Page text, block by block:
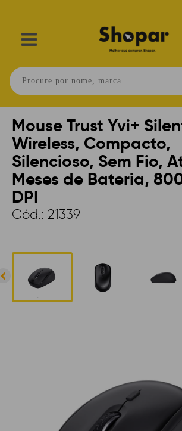
Mouse Trust Yvi+
Wireless, Compacto,
Silencioso, Sem Fio,
Meses de Bateria,
DPI
Cód.: 21339